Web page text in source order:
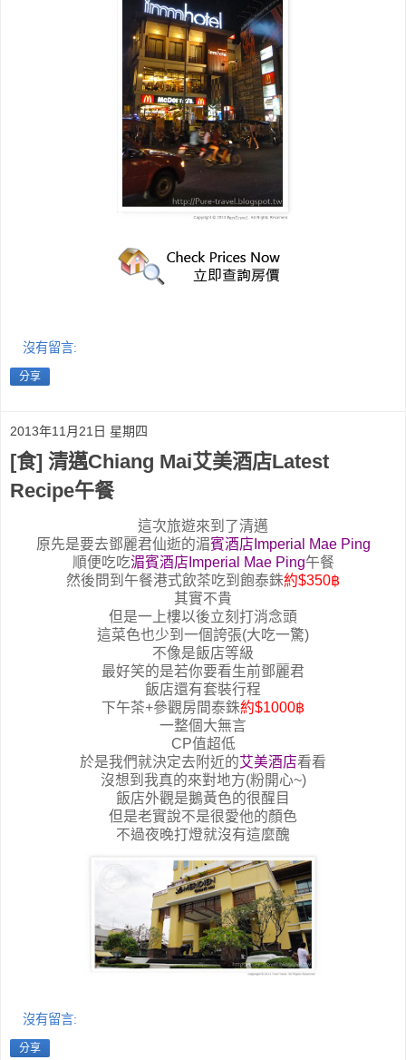
沒有留言:
分享
2013年11月21日 星期四
[食] 清邁Chiang Mai艾美酒店Latest
Recipe午餐
這次旅遊來到了清邁
原先是要去鄧麗君仙逝的湄賓酒店Imperial Mae Ping
順便吃吃湄賓酒店Imperial Mae Ping午餐
然後問到午餐港式飲茶吃到飽泰銖約$350฿
其實不貴
但是一上樓以後立刻打消念頭
這菜色也少到一個誇張(大吃一驚)
不像是飯店等級
最好笑的是若你要看生前鄧麗君
飯店還有套裝行程
下午茶+參觀房間泰銖約$1000฿
一整個大無言
CP值超低
於是我們就決定去附近的艾美酒店看看
沒想到我真的來對地方(粉開心~)
飯店外觀是鵝黃色的很醒目
但是老實說不是很愛他的顏色
不過夜晚打燈就沒有這麼醜
沒有留言:
分享